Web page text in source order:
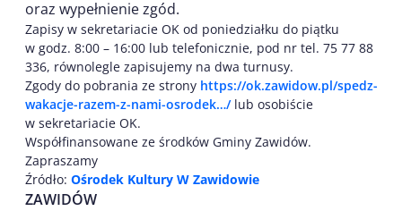
oraz wypełnienie zgód.
Zapisy w sekretariacie OK od poniedziałku do piątku
w godz. 8:00 – 16:00 lub telefonicznie, pod nr tel. 75 77 88
336, równolegle zapisujemy na dwa turnusy.
Zgody do pobrania ze strony https://ok.zawidow.pl/spedz-
wakacje-razem-z-nami-osrodek…/lub osobiście
w sekretariacie OK.
Współfinansowane ze środków Gminy Zawidów.
Zapraszamy
Źródło: Ośrodek Kultury W Zawidowie
ZAWIDÓW